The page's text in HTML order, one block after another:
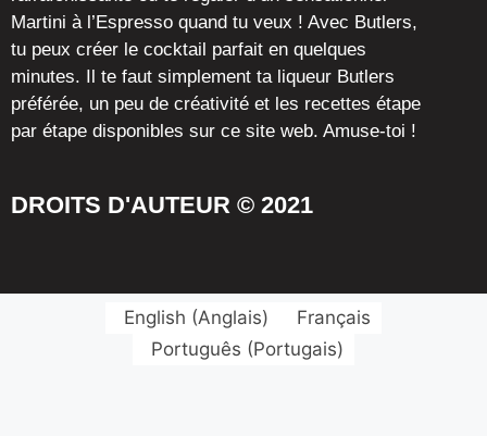
Martini à l’Espresso quand tu veux ! Avec Butlers,
tu peux créer le cocktail parfait en quelques
minutes. Il te faut simplement ta liqueur Butlers
préférée, un peu de créativité et les recettes étape
par étape disponibles sur ce site web. Amuse-toi !
DROITS D'AUTEUR © 2021
English (Anglais)
Français
Português (Portugais)